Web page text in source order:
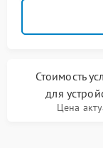
Стоимость
для
Цена